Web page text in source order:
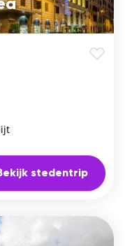
stedentrip